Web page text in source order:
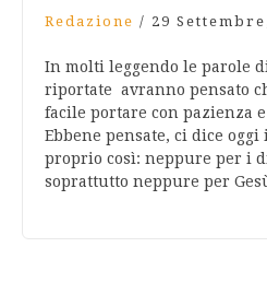
Redazione / 29
In molti leggendo le parole
riportate avranno pensato
facile portare con pazienza
Ebbene pensate, ci dice oggi
proprio così: neppure per i
soprattutto neppure per